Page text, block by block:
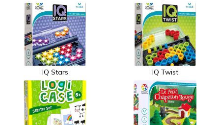
IQ Stars IQ Twist